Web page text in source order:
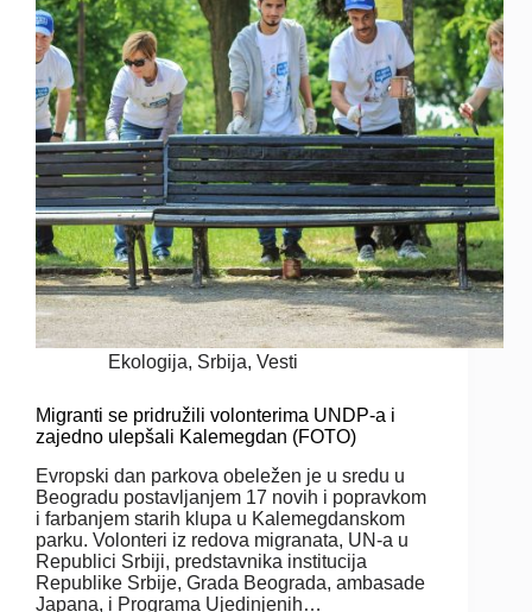
Ekologija, Srbija, Vesti
Migranti se pridružili volonterima UNDP-a i
zajedno ulepšali Kalemegdan (FOTO)
Evropski dan parkova obeležen je u sredu u
Beogradu postavljanjem 17 novih i popravkom
i farbanjem starih klupa u Kalemegdanskom
parku. Volonteri iz redova migranata, UN-a u
Republici Srbiji, predstavnika institucija
Republike Srbije, Grada Beograda, ambasade
Japana, i Programa Ujedinjenih…